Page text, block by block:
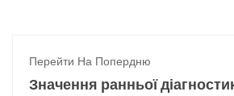
Перейти На Попердню
Значення ранньої